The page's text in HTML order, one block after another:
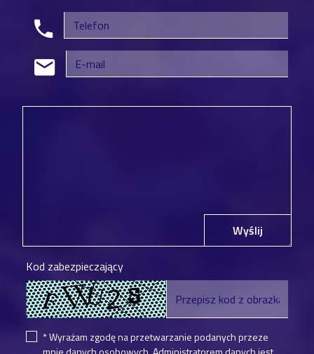
Wyślij
Kod zabezpieczający
* Wyrażam zgodę na przetwarzanie podanych przeze